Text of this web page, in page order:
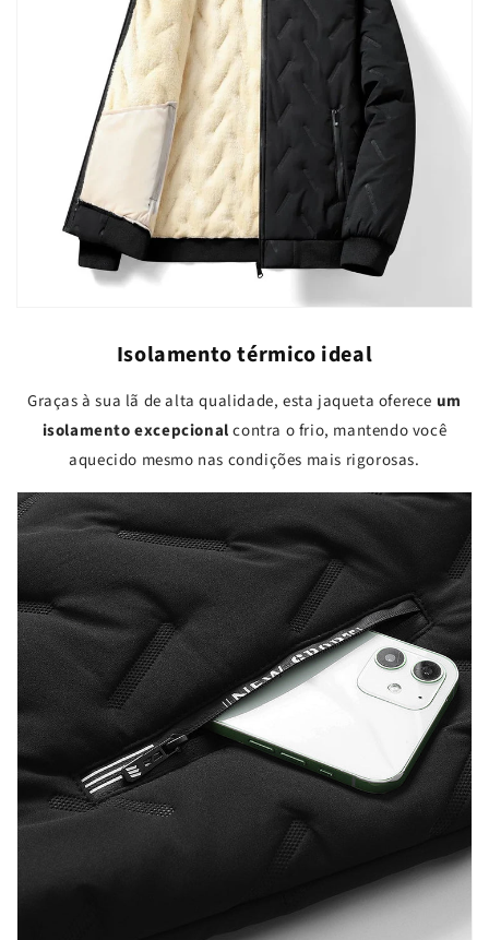
Isolamento térmico ideal
Graças à sua lã de alta qualidade, esta jaqueta oferece um
isolamento excepcionalcontra o frio, mantendo você
aquecido mesmo nas condições mais rigorosas.